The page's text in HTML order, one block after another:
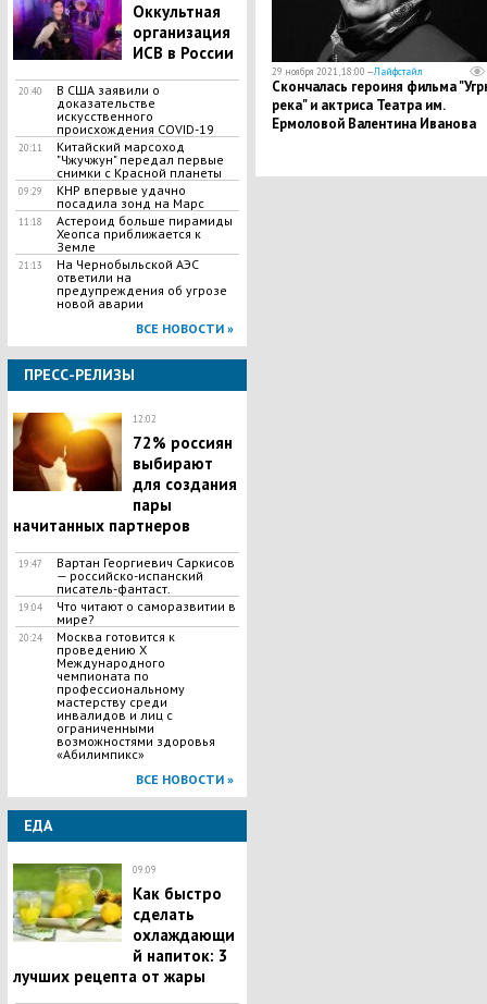
Оккультная
организация
ИСВ в России
20:40
В США заявили о
доказательстве
искусственного
происхождения COVID-19
20:11
Китайский марсоход
"Чжучжун" передал первые
снимки с Красной планеты
09:29
КНР впервые удачно
посадила зонд на Марс
11:18
Астероид больше пирамиды
Хеопса приближается к
Земле
21:13
На Чернобыльской АЭС
ответили на
предупреждения об угрозе
новой аварии
ВСЕ НОВОСТИ »
ПРЕСС-РЕЛИЗЫ
12:02
72% россиян
выбирают
для создания
пары
начитанных партнеров
19:47
Вартан Георгиевич Саркисов
— российско-испанский
писатель-фантаст.
19:04
Что читают о саморазвитии в
мире?
20:24
Москва готовится к
проведению X
Международного
чемпионата по
профессиональному
мастерству среди
инвалидов и лиц с
ограниченными
возможностями здоровья
«Абилимпикс»
ВСЕ НОВОСТИ »
ЕДА
09:09
Как быстро
сделать
охлаждающи
й напиток: 3
лучших рецепта от жары
29 ноября 2021, 18:00 —Лайфстайл
Скончалась героиня фильма
река" и актриса Театра им.
Ермоловой Валентина Иванова